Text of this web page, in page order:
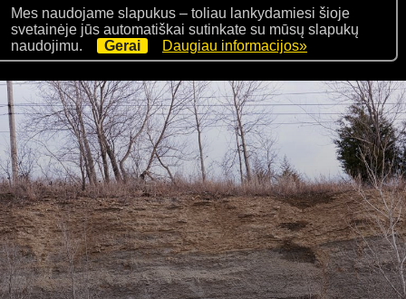
Mes naudojame slapukus – toliau lankydamiesi šioje
svetainėje jūs automatiškai sutinkate su mūsų slapukų
naudojimu.
Gerai Daugiau informacijos»